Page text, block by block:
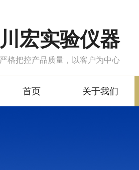
川宏实验仪器
严格把控产品质量，以客户为中心
首页 关于我们